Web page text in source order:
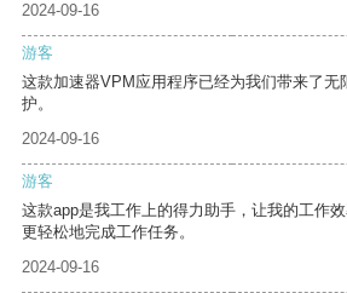
2024-09-16
游客
这款加速器VPM应用程序已经为我们带来了无
护。
2024-09-16
游客
这款app是我工作上的得力助手，让我的工作
更轻松地完成工作任务。
2024-09-16